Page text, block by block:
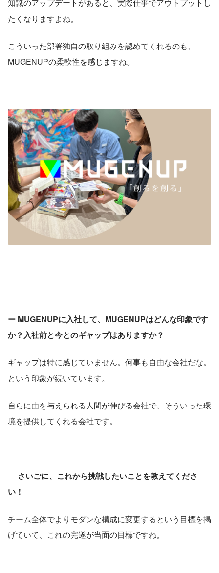
知識のアップデートがあると、実際仕事でアウトプットし
たくなりますよね。
こういった部署独自の取り組みを認めてくれるのも、
MUGENUPの柔軟性を感じますね。
ー MUGENUPに入社して、MUGENUPはどんな印象です
か？入社前と今とのギャップはありますか？
ギャップは特に感じていません。何事も自由な会社だな。
という印象が続いています。
自らに由を与えられる人間が伸びる会社で、そういった環
境を提供してくれる会社です。
― さいごに、これから挑戦したいことを教えてくださ
い！
チーム全体でよりモダンな構成に変更するという目標を掲
げていて、これの完遂が当面の目標ですね。